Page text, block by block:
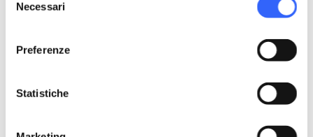
delNecessari
Preferenze
Statistiche
Eventi Vedi su mappa